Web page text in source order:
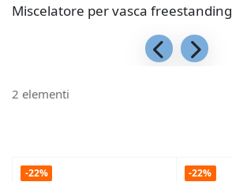
Miscelatore per vasca freestanding
2 elementi
-22% -22%